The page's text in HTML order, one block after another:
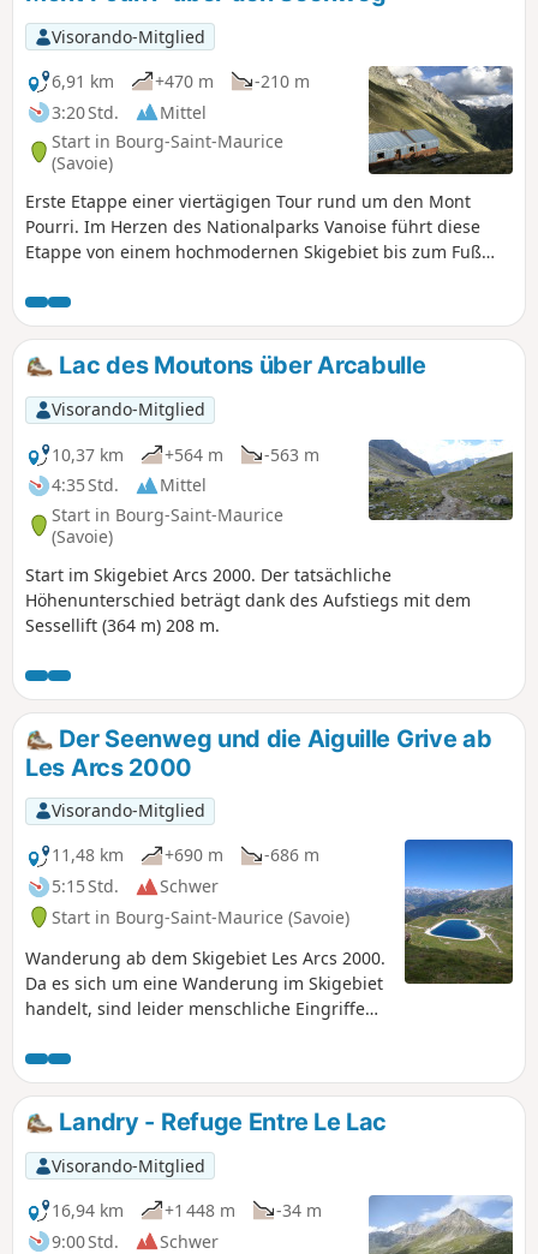
Visorando-Mitglied
6,91 km
+470 m
-210 m
3:20 Std.
Mittel
Start in Bourg-Saint-Maurice
(Savoie)
Erste Etappe einer viertägigen Tour rund um den Mont
Pourri. Im Herzen des Nationalparks Vanoise führt diese
Etappe von einem hochmodernen Skigebiet bis zum Fuß
Atemberaubender Blick auf Bellecôte (Nordwand), den Aliet
und seinen herrlichen Schuttkegel sowie auf die Grande
Motte und das Tal von Plan de la Plagne.
Lac des Moutons über Arcabulle
Visorando-Mitglied
10,37 km
+564 m
-563 m
4:35 Std.
Mittel
Start in Bourg-Saint-Maurice
(Savoie)
Start im Skigebiet Arcs 2000. Der tatsächliche
Höhenunterschied beträgt dank des Aufstiegs mit dem
Sessellift (364 m) 208 m.
Der Seenweg und die Aiguille Grive ab
Les Arcs 2000
Visorando-Mitglied
11,48 km
+690 m
-686 m
5:15 Std.
Schwer
Start in Bourg-Saint-Maurice (Savoie)
Wanderung ab dem Skigebiet Les Arcs 2000.
Da es sich um eine Wanderung im Skigebiet
handelt, sind leider menschliche Eingriffe
möglichst naturbelassene Route vor. Der
erste Teil führt über einen schönen Weg
(den „Sentier des Lacs“) bis zum Lac des
Moutons. Anschließend folgt ein kurzer, aber
steiler Aufstieg zur Aiguille Grive (2733 m)
mit herrlichem Blick auf den Mont Blanc,
bevor es wieder hinuntergeht.
Landry - Refuge Entre Le Lac
Visorando-Mitglied
16,94 km
+1 448 m
-34 m
9:00 Std.
Schwer